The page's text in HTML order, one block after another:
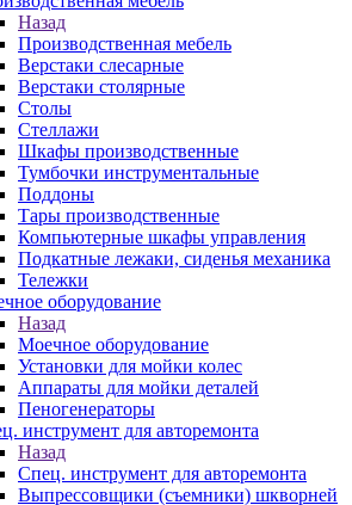
Назад
Производственная мебель
Верстаки слесарные
Верстаки столярные
Столы
Стеллажи
Шкафы производственные
Тумбочки инструментальные
Поддоны
Тары производственные
Компьютерные шкафы управления
Подкатные лежаки, сиденья механика
Тележки
оборудование
Назад
Моечное оборудование
Установки для мойки колес
Аппараты для мойки деталей
Пеногенераторы
инструмент для авторемонта
Назад
Спец. инструмент для авторемонта
Выпрессовщики (съемники) шкворней